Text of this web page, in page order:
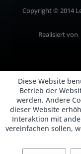
Copyright © 2014
Realisiert von
Diese Website
Betrieb der
werden. Andere
dieser Website
Interaktion mit
vereinfachen sollen,